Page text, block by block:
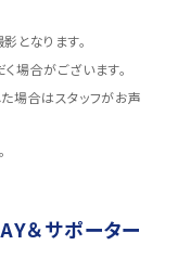
となります。
場合がございます。
場合はスタッフがお声
＆サポーター